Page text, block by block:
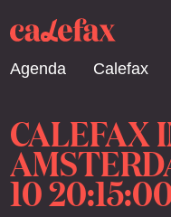
Agenda Calefax
CALEFAX
10